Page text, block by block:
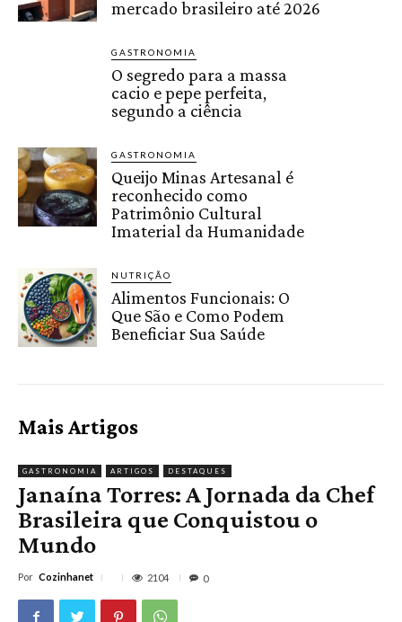
mercado brasileiro até 2026
GASTRONOMIA
O segredo para a massa
cacio e pepe perfeita,
segundo a ciência
GASTRONOMIA
Queijo Minas Artesanal é
reconhecido como
Patrimônio Cultural
Imaterial da Humanidade
NUTRIÇÃO
Alimentos Funcionais: O
Que São e Como Podem
Beneficiar Sua Saúde
Mais Artigos